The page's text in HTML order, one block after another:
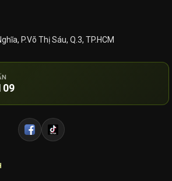
P.Võ Thị Sáu, Q.3, TP.HCM